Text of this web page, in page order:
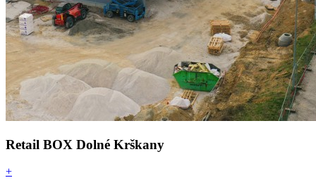
Retail BOX Dolné Krškany
+